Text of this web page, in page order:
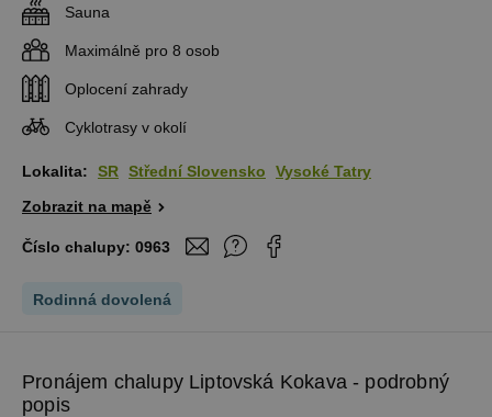
Sauna
Maximálně pro 8 osob
Oplocení zahrady
Cyklotrasy v okolí
Lokalita: SR Střední Slovensko
Vysoké Tatry
Zobrazit na mapě
Číslo chalupy: 0963
Rodinná dovolená
Pronájem chalupy Liptovská Kokava - podrobný
popis